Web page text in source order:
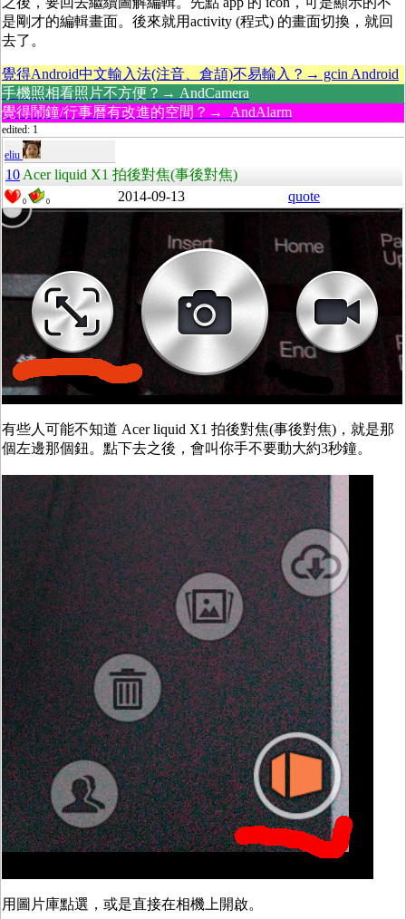
是剛才的編輯畫面。後來就用activity (程式) 的畫面切換，就回
去了。
覺得Android中文輸入法(注音、倉頡)不易輸入？→ gcin Android
手機照相看照片不方便？→ AndCamera
覺得鬧鐘/行事曆有改進的空間？→ AndAlarm
edited: 1
eliu
10Acer liquid X1 拍後對焦(事後對焦)
0 0 2014-09-13 quote
有些人可能不知道 Acer liquid X1 拍後對焦(事後對焦)，就是那
個左邊那個鈕。點下去之後，會叫你手不要動大約3秒鐘。
用圖片庫點選，或是直接在相機上開啟。